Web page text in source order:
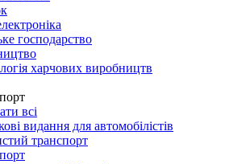
господарство
харчових виробництв
всі
видання для автомобілістів
транспорт